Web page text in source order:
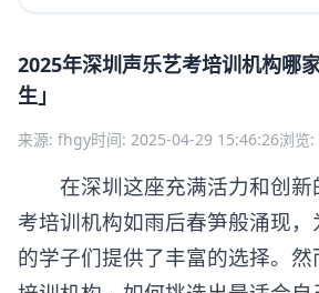
2025年深圳声乐艺考培训机构哪
生」
来源: fhgy 时间: 2025-04-29 15:46:26 浏览:
在深圳这座充满活力和创新
考培训机构如雨后春笋般涌现
的学子们提供了丰富的选择。